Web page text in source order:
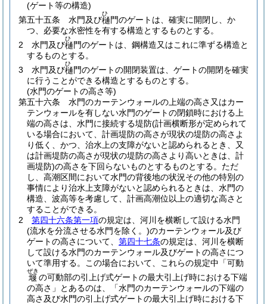
(ゲート等の構造)
第五十五条
水門及び樋
ひ
門のゲートは、確実に開閉し、か
つ、必要な水密性を有する構造とするものとする。
2
水門及び樋
ひ
門のゲートは、鋼構造又はこれに準ずる構造と
するものとする。
3
水門及び樋
ひ
門のゲートの開閉装置は、ゲートの開閉を確実
に行うことができる構造とするものとする。
(水門のゲートの高さ等)
第五十六条
水門のカーテンウォールの上端の高さ又はカー
テンウォールを有しない水門のゲートの閉鎖時における上
端の高さは、水門に接続する堤防(計画横断形が定められて
いる場合において、計画堤防の高さが現状の堤防の高さよ
り低く、かつ、治水上の支障がないと認められるとき、又
は計画堤防の高さが現状の堤防の高さより高いときは、計
画堤防)の高さを下回らないものとするものとする。 ただ
し、高潮区間において水門の背後地の状況その他の特別の
事情により治水上支障がないと認められるときは、水門の
構造、波高等を考慮して、計画高潮位以上の適切な高さと
することができる。
2
第四十六条第一項の規定は、河川を横断して設ける水門
(流水を分流させる水門を除く。)のカーテンウォール及び
ゲートの高さについて、 第四十七条の規定は、河川を横断
して設ける水門のカーテンウォール及びゲートの高さにつ
いて準用する。
この場合において、これらの規定中「可動
堰
ぜき
の可動部の引上げ式ゲートの最大引上げ時における下端
の高さ」とあるのは、「水門のカーテンウォールの下端の
高さ及び水門の引上げ式ゲートの最大引上げ時における下